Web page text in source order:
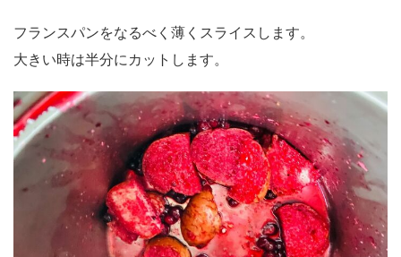
フランスパンをなるべく薄くスライスします。
大きい時は半分にカットします。